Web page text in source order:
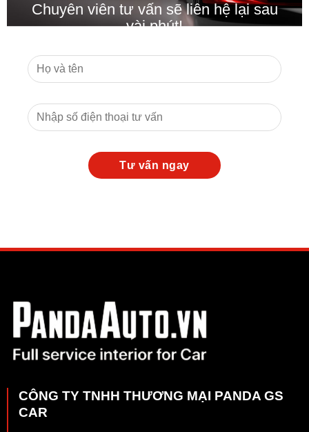
Chuyên viên tư vấn sẽ liên hệ lại sau
vài phút!
CÔNG TY TNHH THƯƠNG MẠI PANDA GS
CAR